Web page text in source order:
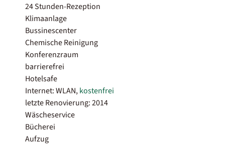
24 Stunden-Rezeption
Klimaanlage
Bussinescenter
Chemische Reinigung
Konferenzraum
barrierefrei
Hotelsafe
Internet: WLAN,kostenfrei
letzte Renovierung: 2014
Wäscheservice
Bücherei
Aufzug